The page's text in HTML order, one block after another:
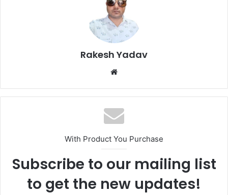
Rakesh Yadav
b
s
i
e
With Product You Purchase
Subscribe to our mailing list
to get the new updates!